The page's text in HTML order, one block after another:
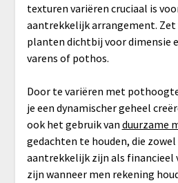
texturen variëren cruciaal is
aantrekkelijk arrangement. Zet
planten dichtbij voor dimensie
varens of pothos.
Door te variëren met
je een dynamischer geheel
ook het gebruik van duurzame
gedachten te houden, die
aantrekkelijk zijn als financieel
zijn wanneer men rekening